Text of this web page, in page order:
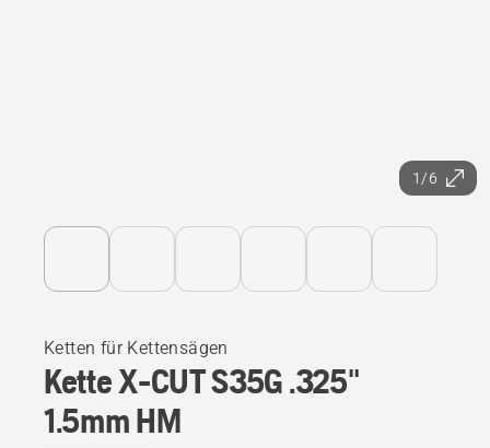
1/6
Ketten für Kettensägen
Kette X-CUT S35G .325"
1.5mm HM